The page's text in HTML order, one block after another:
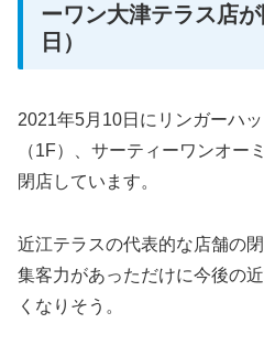
ーワン大津テラス店
日）
2021年5月10日にリンガーハ
（1F）、サーティーワンオー
閉店しています。
近江テラスの代表的な店舗の
集客力があっただけに今後の
くなりそう。